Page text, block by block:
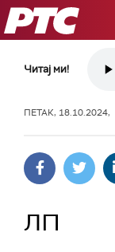
РТС
Читај ми!
ПЕТАК, 18.10.2024,
ЛП